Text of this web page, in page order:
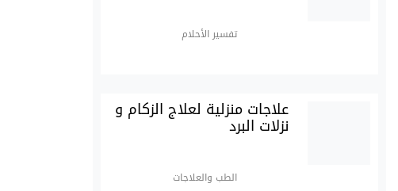
تفسير الأحلام
علاجات منزلية لعلاج الزكام و
نزلات البرد
الطب والعلاجات